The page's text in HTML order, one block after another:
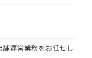
舗運営業務をお任せし